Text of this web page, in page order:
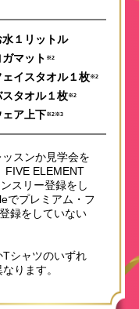
水１リットル
ガマット ※2
ェイスタオル１枚※2
スタオル１枚※2
ェア上下※2※3
スンか見学会を
FIVE ELEMENT
スリー登録をし
でプレミアム・フ
録をしていない
シャツのいずれ
ります。